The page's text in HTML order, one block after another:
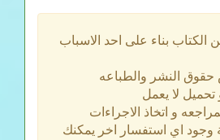
الكتاب بناء على احد الاسباب
و اتخاذ الاجراءات
وجود اي استفسار اخر يمكنك